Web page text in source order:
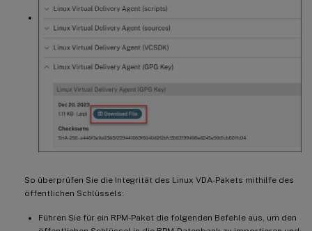
So überprüfen Sie die Integrität des Linux VDA-Pakets mithilfe des
öffentlichen Schlüssels:
Führen Sie für ein RPM-Paket die folgenden Befehle aus, um den